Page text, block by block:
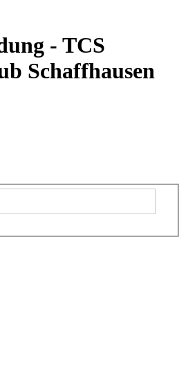
- TCS
Schaffhausen